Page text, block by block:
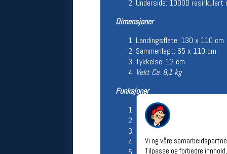
Underside: 1000D resirkulert
Dimensjoner
Landingsflate: 130 x 110 cm
Sammenlagt: 65 x 110 cm
Tykkelse: 12 cm
Vekt Ca. 8,1 kg
Funksjoner
Integrert fotmatte
6 bærehåndtak
3 kompresjonsstropper med
Justerbart hoftebelte (to
Vi og våre
Tilpasse og forbedre
nederste blå linjen
Følg oss på